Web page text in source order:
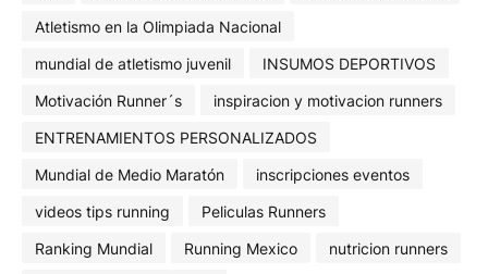
Atletismo en la Olimpiada Nacional
mundial de atletismo juvenil
INSUMOS DEPORTIVOS
Motivación Runner´s
inspiracion y motivacion runners
ENTRENAMIENTOS PERSONALIZADOS
Mundial de Medio Maratón
inscripciones eventos
videos tips running
Peliculas Runners
Ranking Mundial
Running Mexico
nutricion runners